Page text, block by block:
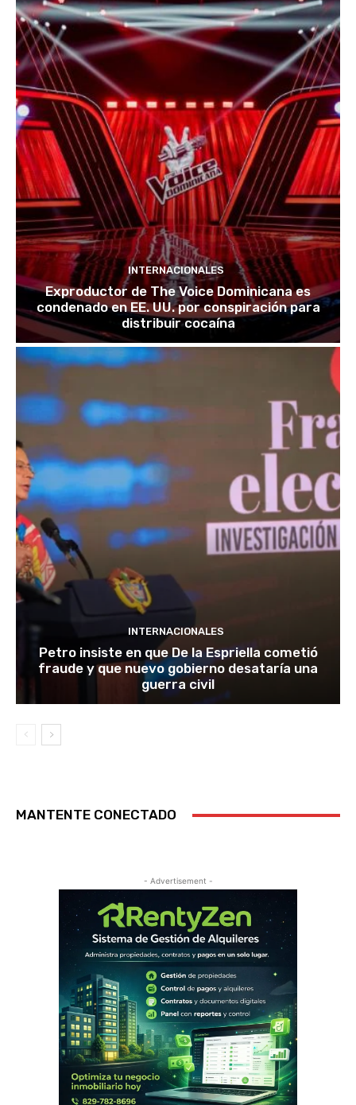
INTERNACIONALES
Exproductor de The Voice Dominicana es
condenado en EE. UU. por conspiración para
distribuir cocaína
INTERNACIONALES
Petro insiste en que De la Espriella cometió
fraude y que nuevo gobierno desataría una
guerra civil
MANTENTE CONECTADO
- Advertisement -